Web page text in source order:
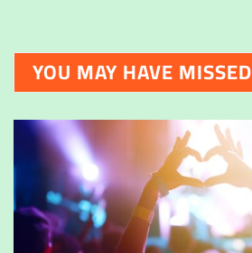
The
options
may
be
the
product
page
YOU MAY HAVE MISSED